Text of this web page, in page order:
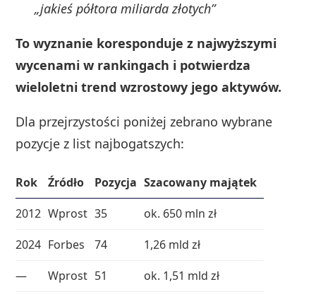
„jakieś półtora miliarda złotych”
To wyznanie koresponduje z najwyższymi
wycenami w rankingach i potwierdza
wieloletni trend wzrostowy jego aktywów.
Dla przejrzystości poniżej zebrano wybrane
pozycje z list najbogatszych:
Rok Źródło Pozycja Szacowany majątek
2012 Wprost 35
ok. 650 mln zł
2024 Forbes 74
1,26 mld zł
—
Wprost 51 ok. 1,51 mld zł